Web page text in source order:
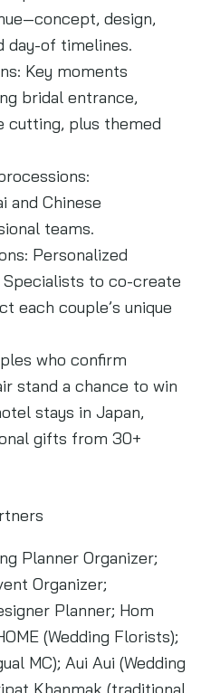
design,
day-of timelines.
Key moments
bridal entrance,
cutting, plus themed
and Chinese
teams.
Personalized
Specialists to co-create
each couple’s unique
who confirm
stand a chance to win
stays in Japan,
gifts from 30+
Planner Organizer;
Organizer;
Planner; Hom
(Wedding Florists);
MC); Aui Aui (Wedding